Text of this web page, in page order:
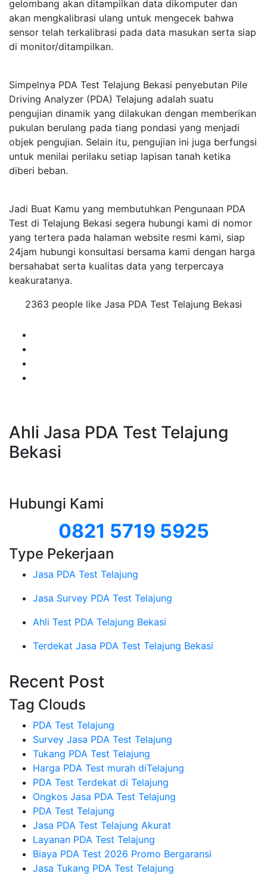
gelombang akan ditampilkan data dikomputer dan
akan mengkalibrasi ulang untuk mengecek bahwa
sensor telah terkalibrasi pada data masukan serta siap
di monitor/ditampilkan.
Simpelnya PDA Test Telajung Bekasi penyebutan Pile
Driving Analyzer (PDA) Telajung adalah suatu
pengujian dinamik yang dilakukan dengan memberikan
pukulan berulang pada tiang pondasi yang menjadi
objek pengujian. Selain itu, pengujian ini juga berfungsi
untuk menilai perilaku setiap lapisan tanah ketika
diberi beban.
Jadi Buat Kamu yang membutuhkan Pengunaan PDA
Test di Telajung Bekasi segera hubungi kami di nomor
yang tertera pada halaman website resmi kami, siap
24jam hubungi konsultasi bersama kami dengan harga
bersahabat serta kualitas data yang terpercaya
keakuratanya.
2363 people like Jasa PDA Test Telajung Bekasi
Ahli Jasa PDA Test Telajung
Bekasi
Hubungi Kami
0821 5719 5925
Type Pekerjaan
Jasa PDA Test Telajung
Jasa Survey PDA Test Telajung
Ahli Test PDA Telajung Bekasi
Terdekat Jasa PDA Test Telajung Bekasi
Recent Post
Tag Clouds
PDA Test Telajung
Survey Jasa PDA Test Telajung
Tukang PDA Test Telajung
Harga PDA Test murah diTelajung
PDA Test Terdekat di Telajung
Ongkos Jasa PDA Test Telajung
PDA Test Telajung
Jasa PDA Test Telajung Akurat
Layanan PDA Test Telajung
Biaya PDA Test 2026 Promo Bergaransi
Jasa Tukang PDA Test Telajung